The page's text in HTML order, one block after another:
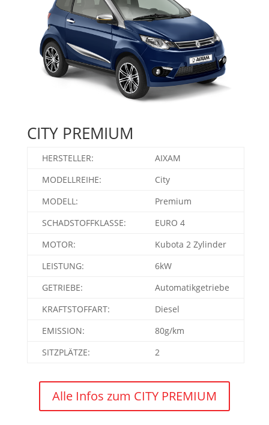
CITY PREMIUM
HERSTELLER:
AIXAM
MODELLREIHE:
City
MODELL:
Premium
SCHADSTOFFKLASSE:
EURO 4
MOTOR:
Kubota 2 Zylinder
LEISTUNG:
6kW
GETRIEBE:
Automatikgetriebe
KRAFTSTOFFART:
Diesel
EMISSION:
80g/km
SITZPLÄTZE:
2
Alle Infos zum CITY PREMIUM